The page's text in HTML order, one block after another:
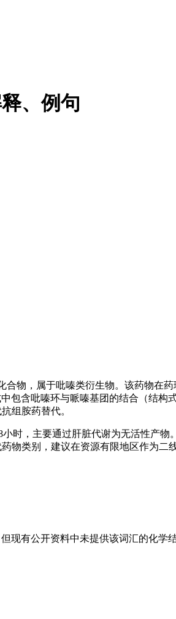
、例句
合物，属于吡嗪类衍生物。该药物
包含吡嗪环与哌嗪基团的结合（结构
组胺药替代。
时，主要通过肝脏代谢为无活性产
物类别，建议在资源有限地区作为二
现有公开资料中未提供该词汇的化学